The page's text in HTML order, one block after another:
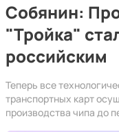
Собянин:
"Тройка"
российским
Теперь все
транспортных карт
производства чипа до